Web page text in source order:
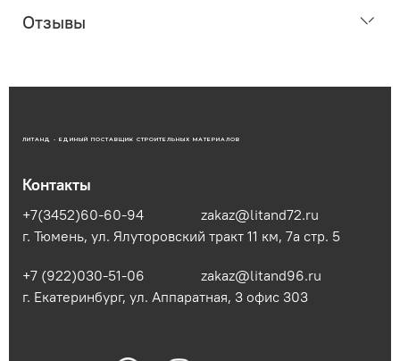
Отзывы
ЛИТАНД - ЕДИНЫЙ ПОСТАВЩИК СТРОИТЕЛЬНЫХ МАТЕРИАЛОВ
Контакты
+7(3452)60-60-94
zakaz@litand72.ru
г. Тюмень, ул. Ялуторовский тракт 11 км, 7а стр. 5
+7 (922)030-51-06
zakaz@litand96.ru
г. Екатеринбург, ул. Аппаратная, 3​ офис 303